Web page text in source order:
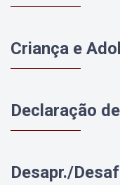
Criança e
Declaração
Desapr./